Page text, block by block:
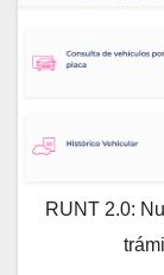
RUNT 2.0: